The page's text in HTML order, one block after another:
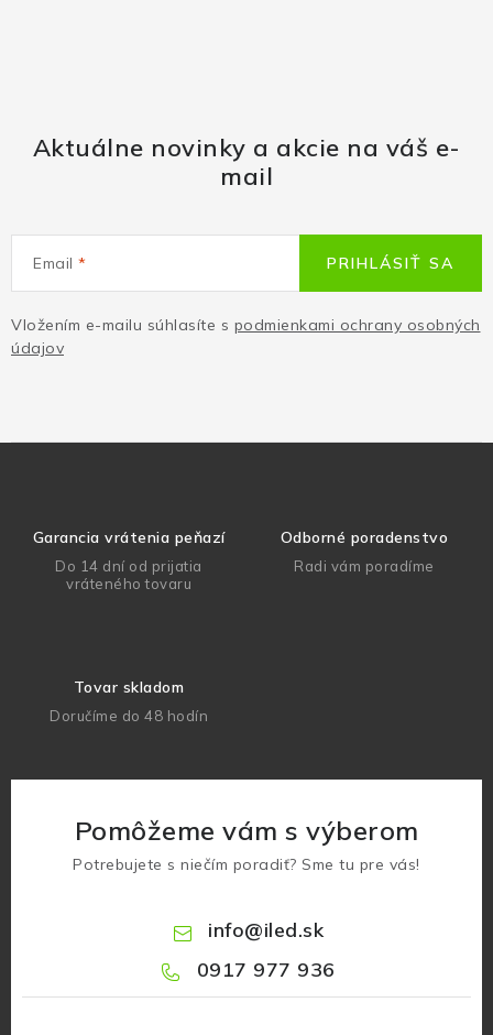
Aktuálne novinky a akcie na váš e-
mail
Email
Vložením e-mailu súhlasíte s podmienkami ochrany osobných
údajov
PRIHLÁSIŤ SA
Garancia vrátenia peňazí
Do 14 dní od prijatia
vráteného tovaru
Odborné poradenstvo
Radi vám poradíme
Tovar skladom
Doručíme do 48 hodín
Pomôžeme vám s výberom
Potrebujete s niečím poradiť? Sme tu pre vás!
info@iled.sk
0917 977 936